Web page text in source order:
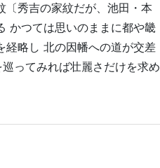
秀吉の家紋だが、池田・本
かつては思いのままに都や畿
略し 北の因幡への道が交差
ってみれば壮麗さだけを求め